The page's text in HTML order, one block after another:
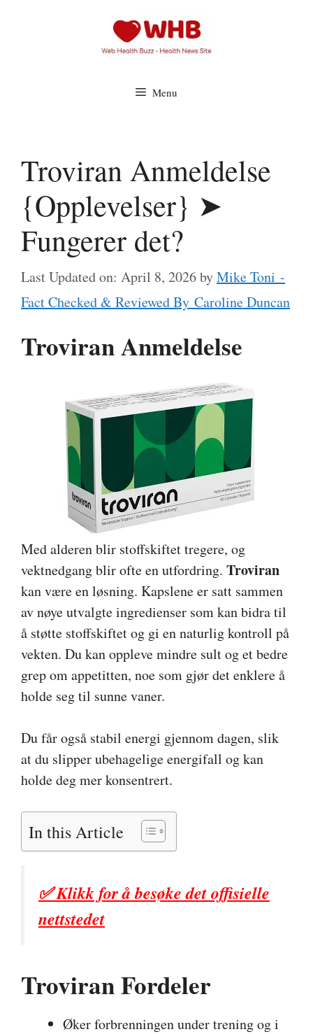
Menu
Troviran Anmeldelse
{Opplevelser} ➤
Fungerer det?
Last Updated on: April 8, 2026byMike Toni -
Fact Checked & Reviewed By Caroline Duncan
Troviran Anmeldelse
Med alderen blir stoffskiftet tregere, og
vektnedgang blir ofte en utfordring. Troviran
kan være en løsning. Kapslene er satt sammen
av nøye utvalgte ingredienser som kan bidra til
å støtte stoffskiftet og gi en naturlig kontroll på
vekten. Du kan oppleve mindre sult og et bedre
grep om appetitten, noe som gjør det enklere å
holde seg til sunne vaner.
Du får også stabil energi gjennom dagen, slik
at du slipper ubehagelige energifall og kan
holde deg mer konsentrert.
In this Article
✅ Klikk for å besøke det offisielle
nettstedet
Troviran Fordeler
Øker forbrenningen under trening og i